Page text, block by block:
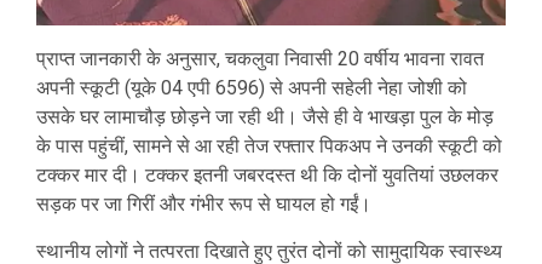
प्राप्त जानकारी के अनुसार, चकलुवा निवासी 20 वर्षीय भावना रावत
अपनी स्कूटी (यूके 04 एपी 6596) से अपनी सहेली नेहा जोशी को
उसके घर लामाचौड़ छोड़ने जा रही थी। जैसे ही वे भाखड़ा पुल के मोड़
के पास पहुंचीं, सामने से आ रही तेज रफ्तार पिकअप ने उनकी स्कूटी को
टक्कर मार दी। टक्कर इतनी जबरदस्त थी कि दोनों युवतियां उछलकर
सड़क पर जा गिरीं और गंभीर रूप से घायल हो गईं।
स्थानीय लोगों ने तत्परता दिखाते हुए तुरंत दोनों को सामुदायिक स्वास्थ्य